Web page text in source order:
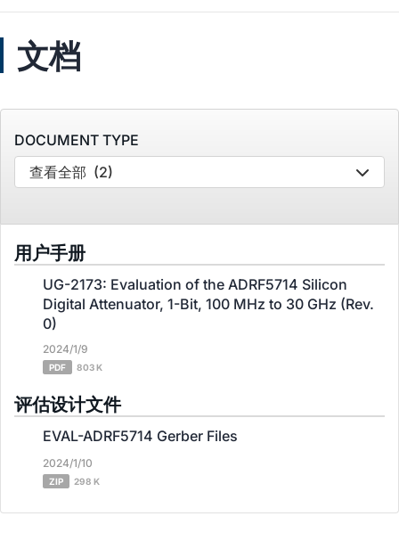
文档
DOCUMENT TYPE
查看全部 (2)
用户手册
UG-2173: Evaluation of the ADRF5714 Silicon
Digital Attenuator, 1-Bit, 100 MHz to 30 GHz (Rev.
0)
2024/1/9
PDF 803 K
评估设计文件
EVAL-ADRF5714 Gerber Files
2024/1/10
ZIP 298 K